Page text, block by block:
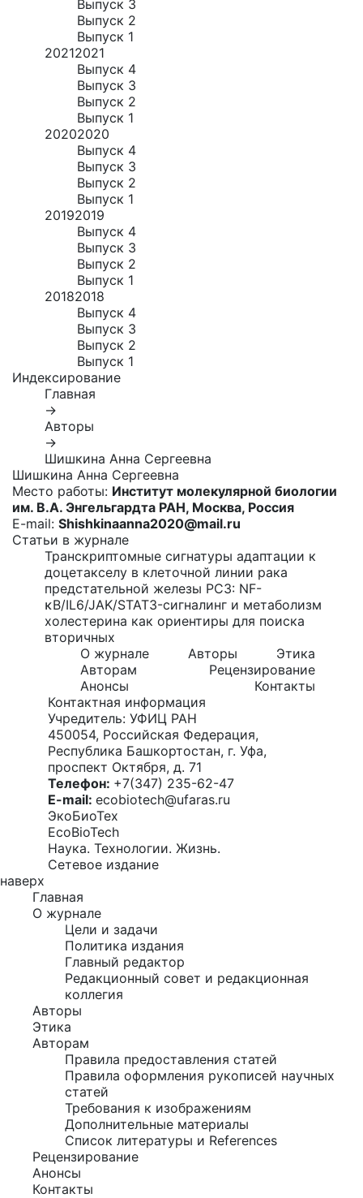
Выпуск 3
Выпуск 2
Выпуск 1
20212021
Выпуск 4
Выпуск 3
Выпуск 2
Выпуск 1
20202020
Выпуск 4
Выпуск 3
Выпуск 2
Выпуск 1
20192019
Выпуск 4
Выпуск 3
Выпуск 2
Выпуск 1
20182018
Выпуск 4
Выпуск 3
Выпуск 2
Выпуск 1
Индексирование
Главная
→
Авторы
→
Шишкина Анна Сергеевна
Шишкина Анна Сергеевна
Место работы: Институт молекулярной биологии
им. В.А. Энгельгардта РАН, Москва, Россия
E-mail: Shishkinaanna2020@mail.ru
Статьи в журнале
Транскриптомные сигнатуры адаптации к
доцетакселу в клеточной линии рака
предстательной железы PC3: NF-
κB/IL6/JAK/STAT3-сигналинг и метаболизм
холестерина как ориентиры для поиска
вторичных
О журнале
Авторы
Этика
Авторам
Рецензирование
Анонсы
Контакты
ЭкоБиоТех
EcoBioTech
Наука. Технологии. Жизнь.
Сетевое издание
Контактная информация
Учредитель: УФИЦ РАН
450054, Российская Федерация,
Республика Башкортостан, г. Уфа,
проспект Октября, д. 71
Телефон: +7(347) 235-62-47
E-mail: ecobiotech@ufaras.ru
наверх
Главная
О журнале
Цели и задачи
Политика издания
Главный редактор
Редакционный совет и редакционная
коллегия
Авторы
Этика
Авторам
Правила предоставления статей
Правила оформления рукописей научных
статей
Требования к изображениям
Дополнительные материалы
Список литературы и References
Рецензирование
Анонсы
Контакты